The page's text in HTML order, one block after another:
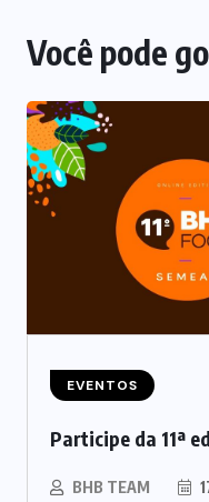
Você pode
EVENTOS
Participe da 11ª
BHB TEAM